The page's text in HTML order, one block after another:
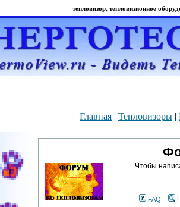
тепловизор, тепловизионное
Главная | Тепловизоры |
Чтобы
FAQ